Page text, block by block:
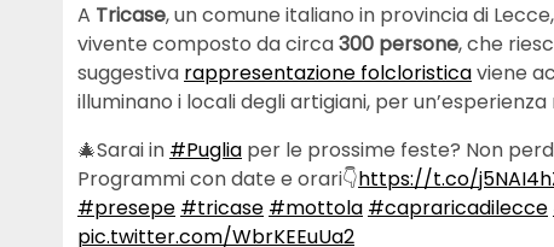
A Tricase, un comune italiano in provincia di
vivente composto da circa300 persone, che
suggestiva rappresentazione folcloristicaviene
illuminano i locali degli artigiani, per
🎄Sarai in #Puglia per le prossime feste? Non
Programmi con date e orari👇https://t.co/
#presepe #tricase #mottola #capraricadilecce
pic.twitter.com/WbrKEEuUa2